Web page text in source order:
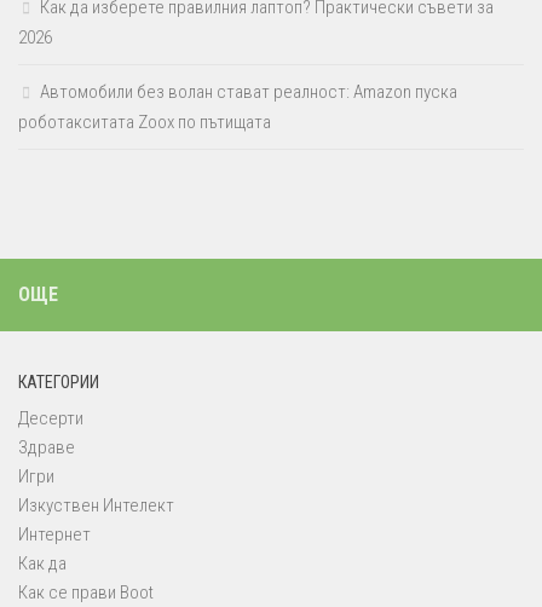
Как да изберете правилния лаптоп? Практически съвети за
2026
Автомобили без волан стават реалност: Amazon пуска
роботакситата Zoox по пътищата
ОЩЕ
КАТЕГОРИИ
Десерти
Здраве
Игри
Изкуствен Интелект
Интернет
Как да
Как се прави Boot